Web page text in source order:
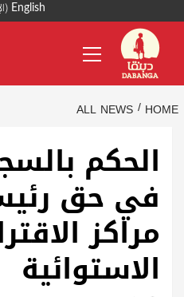
content
English
(
Menu
HOME
ALL NEWS
الحكم
في حق
مراكز
الاستوائية